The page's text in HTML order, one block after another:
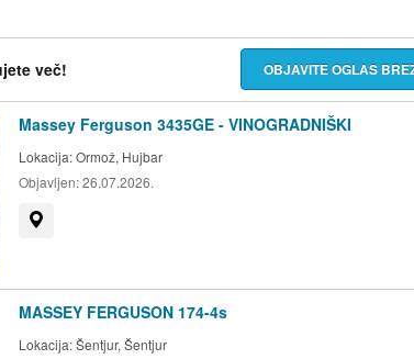
več! OBJAVITE OGLAS
Massey Ferguson 3435GE - VINOGRADNIŠKI
Lokacija:Ormož, Hujbar
Objavljen:26.07.2026.
MASSEY FERGUSON 174-4s
Lokacija:Šentjur, Šentjur